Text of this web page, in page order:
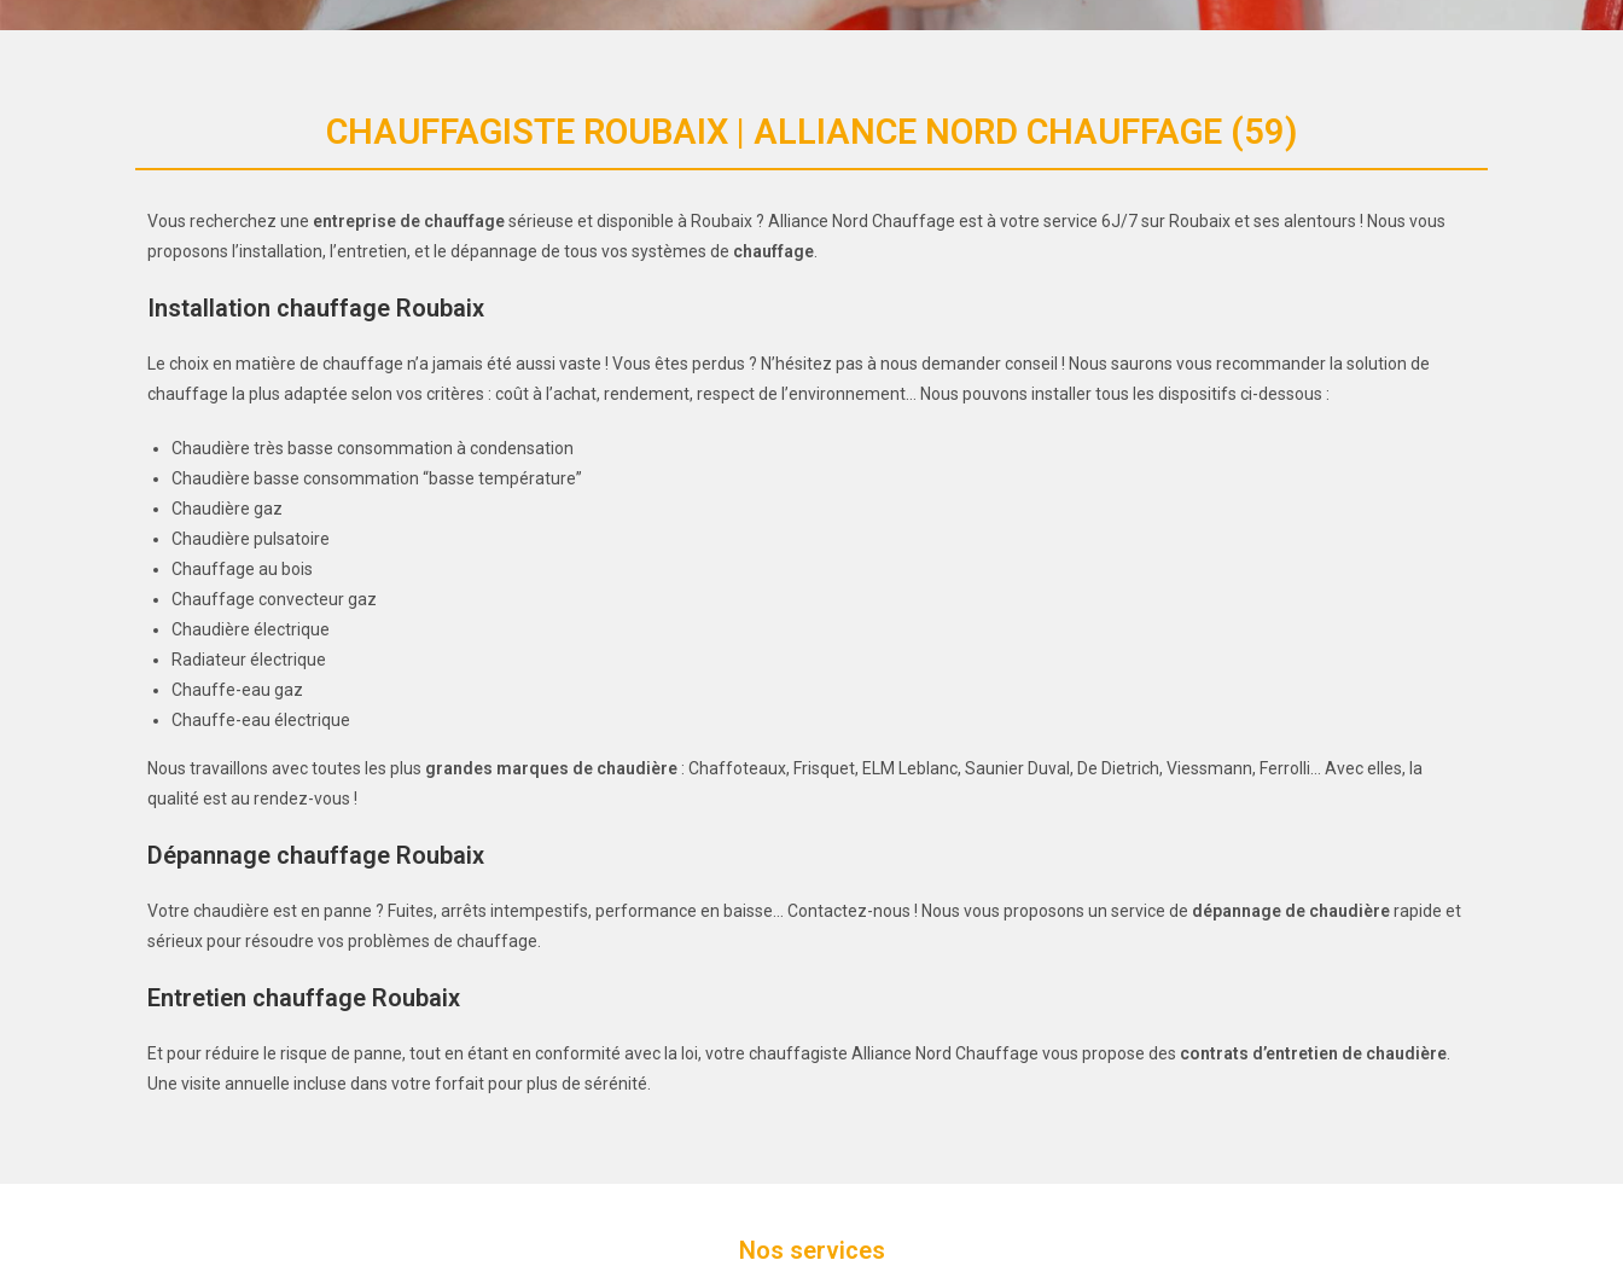
CHAUFFAGISTE ROUBAIX | ALLIANCE NORD CHAUFFAGE (59)
Vous recherchez une entreprise de chauffagesérieuse et disponible à Roubaix ? Alliance Nord Chauffage est à votre service 6J/7 sur Roubaix et ses alentours ! Nous vous
proposons l’installation, l’entretien, et le dépannage de tous vos systèmes de chauffage
Installation chauffage Roubaix
Le choix en matière de chauffage n’a jamais été aussi vaste ! Vous êtes perdus ? N’hésitez pas à nous demander conseil ! Nous saurons vous recommander la solution de
chauffage la plus adaptée selon vos critères : coût à l’achat, rendement, respect de l’environnement… Nous pouvons installer tous les dispositifs ci-dessous :
Chaudière très basse consommation à condensation
Chaudière basse consommation “basse température”
Chaudière gaz
Chaudière pulsatoire
Chauffage au bois
Chauffage convecteur gaz
Chaudière électrique
Radiateur électrique
Chauffe-eau gaz
Chauffe-eau électrique
Nous travaillons avec toutes les plus grandes marques de chaudière : Chaffoteaux, Frisquet, ELM Leblanc, Saunier Duval, De Dietrich, Viessmann, Ferrolli… Avec elles, la
qualité est au rendez-vous !
Dépannage chauffage Roubaix
Votre chaudière est en panne ? Fuites, arrêts intempestifs, performance en baisse… Contactez-nous ! Nous vous proposons un service de dépannage de chaudièrerapide et
sérieux pour résoudre vos problèmes de chauffage.
Entretien chauffage Roubaix
Et pour réduire le risque de panne, tout en étant en conformité avec la loi, votre chauffagiste Alliance Nord Chauffage vous propose des contrats d’entretien de chaudière
Une visite annuelle incluse dans votre forfait pour plus de sérénité.
Nos services